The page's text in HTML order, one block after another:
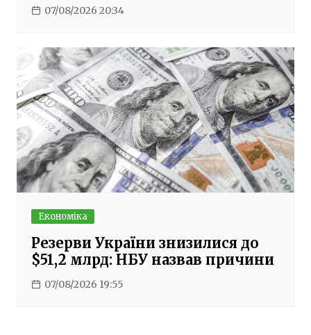
07/08/2026 20:34
Економіка
Резерви України знизилися до
$51,2 млрд: НБУ назвав причини
07/08/2026 19:55